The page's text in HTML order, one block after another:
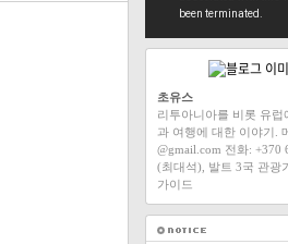
초유스
리투아니아를 비롯 유럽
과 여행에 대한 이야기.
@gmail.com 전화: +370
(최대석), 발트 3국 관광
가이드